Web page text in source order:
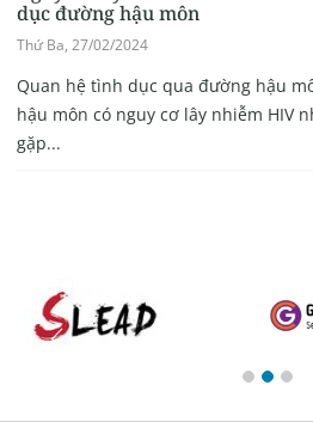
dục đường hậu môn
Thứ Ba, 27/02/2024
Quan hệ tình dục qua đường hậu
hậu môn có nguy cơ lây nhiễm HIV
gặp...